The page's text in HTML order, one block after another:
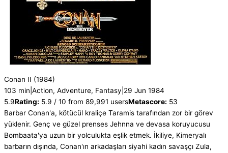
Conan II (1984)
103 min Action, Adventure, Fantasy 29 Jun 1984
5.9Rating: 5.9 / 10 from 89,991 usersMetascore: 53
Barbar Conan'a, kötücül kraliçe Taramis tarafından zor bir görev
yüklenir. Genç ve güzel prenses Jehnna ve devasa koruyucusu
Bombaata'ya uzun bir yolculukta eşlik etmek. İkiliye, Kimeryalı
barbarın dışında, Conan'ın arkadaşları siyahi kadın savaşçı Zula,